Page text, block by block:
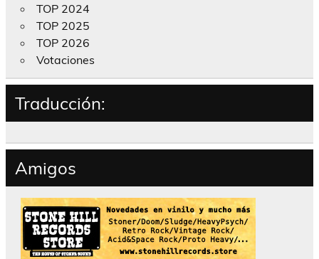
TOP 2024
TOP 2025
TOP 2026
Votaciones
Traducción:
Amigos